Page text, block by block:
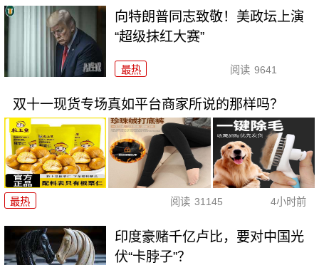
向特朗普同志致敬！美政坛上演
“超级抹红大赛”
最热 阅读 9641
双十一现货专场真如平台商家所说的那样吗？
最热 阅读 31145 4小时前
印度豪赌千亿卢比，要对中国光
伏“卡脖子”？